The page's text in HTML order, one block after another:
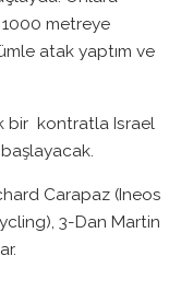
metreye
atak yaptım ve
bir kontratla Israel
Carapaz (Ineos
3-Dan Martin